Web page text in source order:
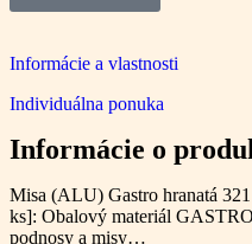
Informácie a vlastnosti
Individuálna ponuka
Informácie o
Misa (ALU) Gastro hranatá
ks]: Obalový materiál
podnosy a misy…